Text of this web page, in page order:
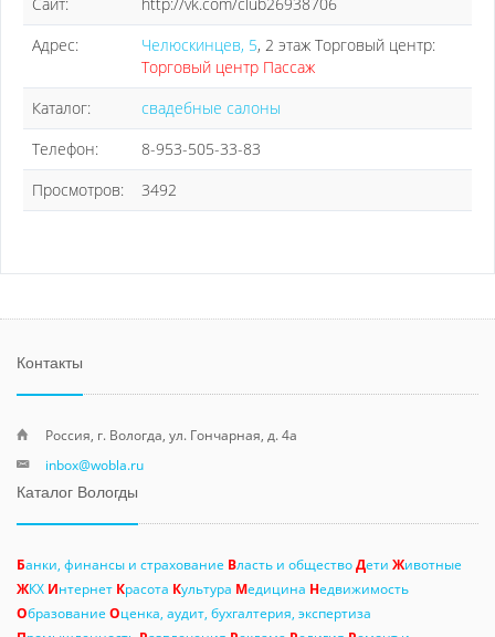
Адрес:
Челюскинцев, 5, 2 этаж Торговый центр:
Торговый центр Пассаж
Каталог:
свадебные салоны
Телефон:
8-953-505-33-83
Просмотров:
3492
Контакты
Россия, г. Вологда, ул. Гончарная, д. 4а
inbox@wobla.ru
Каталог Вологды
Банки, финансы и страхование Власть и обществоДети Животные
ЖКХ Интернет Красота Культура Медицина Недвижимость
Образование Оценка, аудит, бухгалтерия, экспертиза